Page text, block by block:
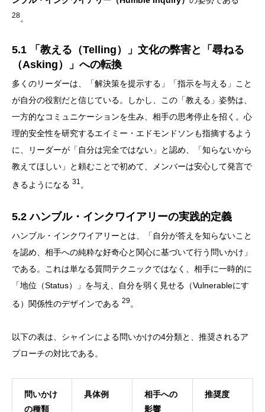
28。
5.1 「教える（Telling）」文化の弊害と「尋ねる
（Asking）」への転換
多くのリーダーは、「解決策を提示する」「指示を与える」こと
が自分の役割だと信じている。しかし、この「教える」姿勢は、
一方的なコミュニケーションを生み、相手の思考停止を招く。心
理的安全性を研究するエイミー・エドモンドソンも指摘するよう
に、リーダーが「自分は完全ではない」と認め、「知らないから
教えてほしい」と頼むことで初めて、メンバーは安心して発言で
きるようになる 31 。
5.2 ハンブル・インクワイアリーの実践的定義
ハンブル・インクワイアリーとは、「自分が答えを知らないこと
を認め、相手への純粋な好奇心と関心に基づいて行う問いかけ」
である。これは単なる質問テクニックではなく、相手に一時的に
「地位（Status）」を与え、自分を弱く見せる（Vulnerableにす
る）関係性のデザインである 29。
以下の表は、シャインによる問いかけの4分類と、推奨されるア
プローチの対比である。
問いかけ
の種類
具体例
相手への
影響
推奨度